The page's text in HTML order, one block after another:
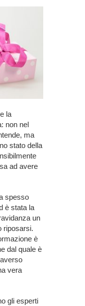
la
non nel
ma
stato della
ad avere
spesso
è stata la
un
riposarsi.
è
dal quale è
vera
gli esperti